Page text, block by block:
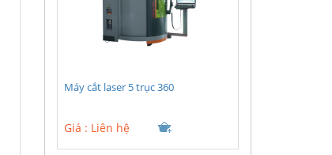
Máy cắt laser 5 trục 360
Giá : Liên hệ